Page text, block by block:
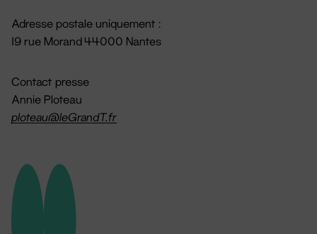
Adresse postale uniquement :
19 rue Morand 44000 Nantes
Contact presse
Annie Ploteau
ploteau@leGrandT.fr